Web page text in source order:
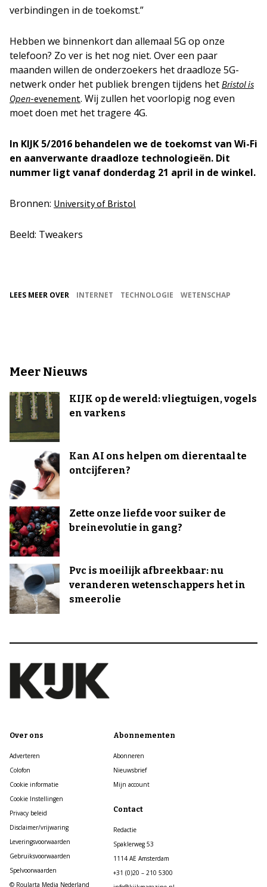
verbindingen in de toekomst.”
Hebben we binnenkort dan allemaal 5G op onze
telefoon? Zo ver is het nog niet. Over een paar
maanden willen de onderzoekers het draadloze 5G-
netwerk onder het publiek brengen tijdens het Bristol is
Open-evenement. Wij zullen het voorlopig nog even
moet doen met het tragere 4G.
In KIJK 5/2016 behandelen we de toekomst van Wi-Fi
en aanverwante draadloze technologieën. Dit
nummer ligt vanaf donderdag 21 april in de winkel.
Bronnen: University of Bristol
Beeld: Tweakers
LEES MEER OVER INTERNET TECHNOLOGIE WETENSCHAP
Meer Nieuws
KIJK op de wereld: vliegtuigen, vogels
en varkens
Kan AI ons helpen om dierentaal te
ontcijferen?
Zette onze liefde voor suiker de
breinevolutie in gang?
Pvc is moeilijk afbreekbaar: nu
veranderen wetenschappers het in
smeerolie
Over ons
Adverteren
Colofon
Cookie informatie
Cookie Instellingen
Privacy beleid
Disclaimer/vrijwaring
Leveringsvoorwaarden
Gebruiksvoorwaarden
Spelvoorwaarden
© Roularta Media Nederland
Abonnementen
Abonneren
Nieuwsbrief
Mijn account
Contact
Redactie
Spaklerweg 53
1114 AE Amsterdam
+31 (0)20 – 210 5300